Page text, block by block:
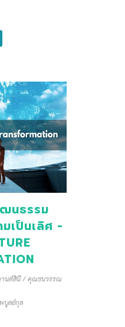
นธรรม
มเป็นเลิศ -
านต์สินี / คุณธนวรรณ
บูลย์กุล